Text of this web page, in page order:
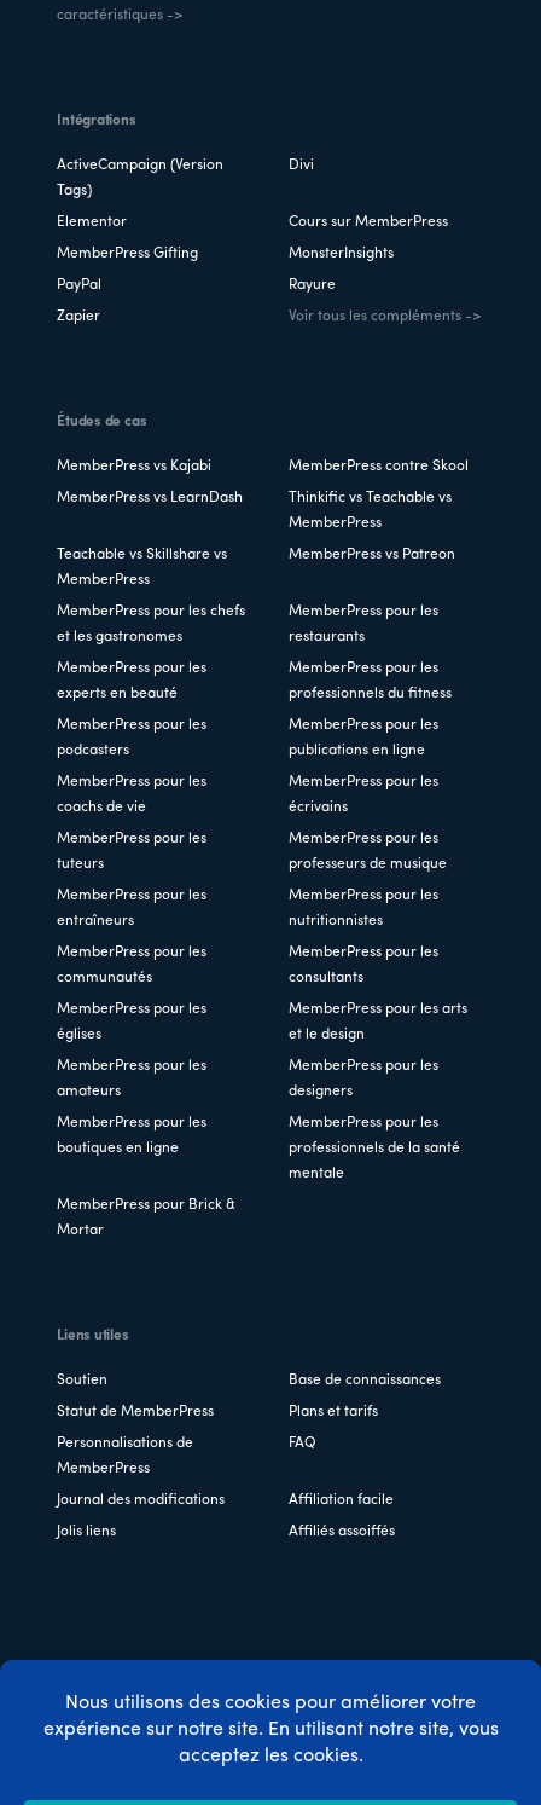
caractéristiques ->
Intégrations
ActiveCampaign (Version
Tags)
Divi
Elementor Cours sur MemberPress
MemberPress Gifting MonsterInsights
PayPal Rayure
Zapier Voir tous les compléments ->
Études de cas
MemberPress vs Kajabi MemberPress contre Skool
MemberPress vs LearnDash
Thinkific vs Teachable vs
MemberPress
Teachable vs Skillshare vs
MemberPress
MemberPress vs Patreon
MemberPress pour les chefs
et les gastronomes
MemberPress pour les
restaurants
MemberPress pour les
experts en beauté
MemberPress pour les
professionnels du fitness
MemberPress pour les
podcasters
MemberPress pour les
publications en ligne
MemberPress pour les
coachs de vie
MemberPress pour les
écrivains
MemberPress pour les
tuteurs
MemberPress pour les
professeurs de musique
MemberPress pour les
entraîneurs
MemberPress pour les
nutritionnistes
MemberPress pour les
communautés
MemberPress pour les
consultants
MemberPress pour les
églises
MemberPress pour les arts
et le design
MemberPress pour les
amateurs
MemberPress pour les
designers
MemberPress pour les
boutiques en ligne
MemberPress pour les
professionnels de la santé
mentale
MemberPress pour Brick &
Mortar
Liens utiles
Soutien Base de connaissances
Statut de MemberPress Plans et tarifs
Personnalisations de
MemberPress
FAQ
Journal des modifications Affiliation facile
Jolis liens Affiliés assoiffés
Copyright © 2026 Caseproof, LLC. Tous droits réservés.
Politique de confidentialité